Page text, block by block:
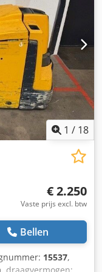
1 / 18
€ 2.250
Vaste prijs excl. btw
Bellen
15537,